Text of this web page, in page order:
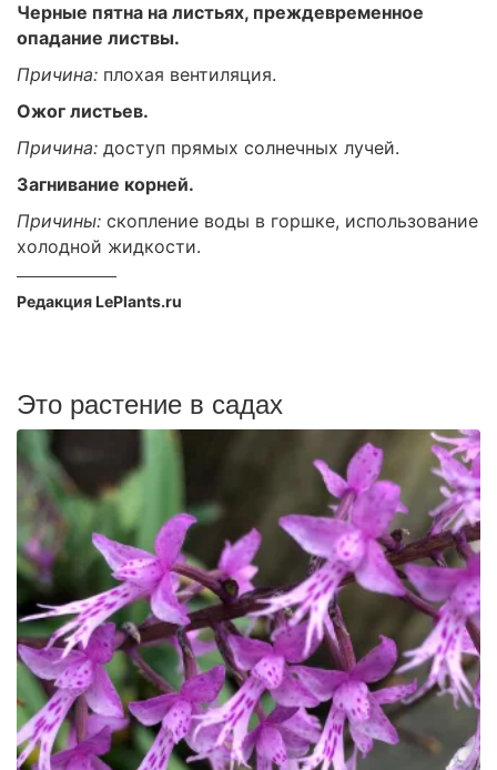
Черные пятна на листьях, преждевременное
опадание листвы.
Причина: плохая вентиляция.
Ожог листьев.
Причина: доступ прямых солнечных лучей.
Загнивание корней.
Причины: скопление воды в горшке, использование
холодной жидкости.
Редакция LePlants.ru
Это растение в садах